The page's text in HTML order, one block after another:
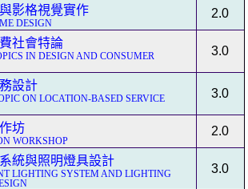
影格視覺實作
DESIGN
2.0
社會特論
IN DESIGN AND CONSUMER
3.0
設計
ON LOCATION-BASED SERVICE
3.0
坊
WORKSHOP
2.0
統與照明燈具設計
LIGHTING SYSTEM AND LIGHTING
3.0